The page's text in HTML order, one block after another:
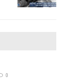
0